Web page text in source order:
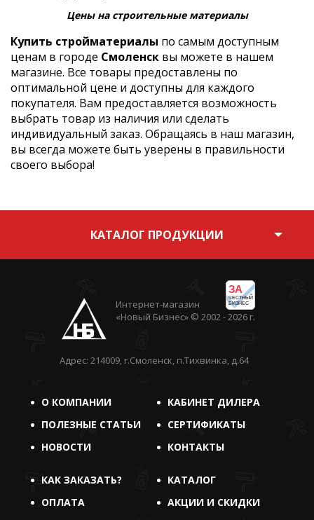
Цены на строительные материалы
Купить стройматериалы по самым доступным
ценам в городе Смоленск вы можете в нашем
магазине. Все товары предоставлены по
оптимальной цене и доступны для каждого
покупателя. Вам предоставляется возможность
выбрать товар из наличия или сделать
индивидуальный заказ. Обращаясь в наш магазин,
вы всегда можете быть уверены в правильности
своего выбора!
КАТАЛОГ ПРОДУКЦИИ
ЗА
ЧЕСТНЫЙ
БИЗНЕС
Интернет-магазин
«Новый Бизнес» © 2002 - 2026 г.
Адрес: 214009, г.Смоленск, п.Тихвинка, д.64
О КОМПАНИИ
КАБИНЕТ ДИЛЕРА
ПОЛЕЗНЫЕ СТАТЬИ
СЕРТИФИКАТЫ
НОВОСТИ
КОНТАКТЫ
КАК ЗАКАЗАТЬ?
КАТАЛОГ
ОПЛАТА
АКЦИИ И СКИДКИ